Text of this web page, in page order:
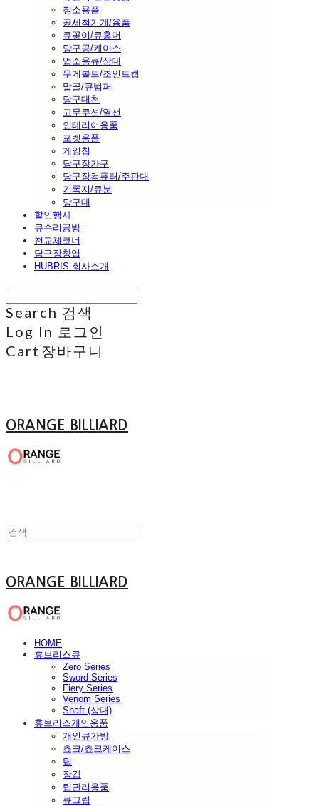
청소용품
공세척기계/용품
큐꽂이/큐홀더
당구공/케이스
업소용큐/상대
무게볼트/조인트캡
말골/큐범퍼
당구대천
고무쿠션/열선
인테리어용품
포켓용품
게임칩
당구장가구
당구장컴퓨터/주판대
기록지/큐분
당구대
할인행사
큐수리공방
천교체코너
당구장창업
HUBRIS 회사소개
Search 검색
Log In 로그인
Cart 장바구니
ORANGE BILLIARD
ORANGE BILLIARD
HOME
휴브리스큐
Zero Series
Sword Series
Fiery Series
Venom Series
Shaft (상대)
휴브리스개인용품
개인큐가방
쵸크/쵸크케이스
팁
장갑
팁관리용품
큐그립